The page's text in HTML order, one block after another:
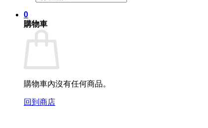
search
0
購物車
購物車內沒有任何商品。
回到商店